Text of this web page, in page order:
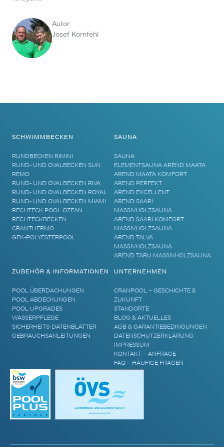
Autor:
Josef Kornfehl
SCHWIMMBECKEN
RUNDBECKEN RIMINI
RUND- UND OVALBECKEN SUN
REMO
RUND- UND OVALBECKEN RIVA
RUND- UND OVALBECKEN ROYAL
RUND- UND OVALBECKEN MIAMI
RECHTECK POOL OZEAN
RECHTECKBECKEN
CRANTHERMO
GFK-POLYESTERPOOL
SAUNA
SAUNA
ELEMENTSAUNA AREND MAATA
AREND MAATA KOMFORT
AREND PERFEKT
AREND EXCELLENT
AREND SAARI
MASSIVHOLZSAUNA
AREND SAARI KOMFORT
MASSIVHOLZSAUNA
AREND TALVA
MASSIVHOLZSAUNA
AREND TARU MASSIVHOLZSAUNA
ZUBEHÖR & INFORMATIONEN
POOL ÜBERDACHUNGEN
POOL ABDECKUNGEN
POOL UPGRADES
WASSERPFLEGE
SICHERHEITS-DATENBLÄTTER
GEBRAUCHSANLEITUNGEN
UNTERNEHMEN
CRANPOOL – GESCHICHTE &
ZUKUNFT
STANDORTE
BLOG & AKTUELLES
AGB & GARANTIEBEDINGUNGEN
DATENSCHUTZERKLÄRUNG
IMPRESSUM
KONTAKT – ANFRAGE
FAQ – HÄUFIGE FRAGEN